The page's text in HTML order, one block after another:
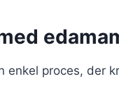
enkel proces, der